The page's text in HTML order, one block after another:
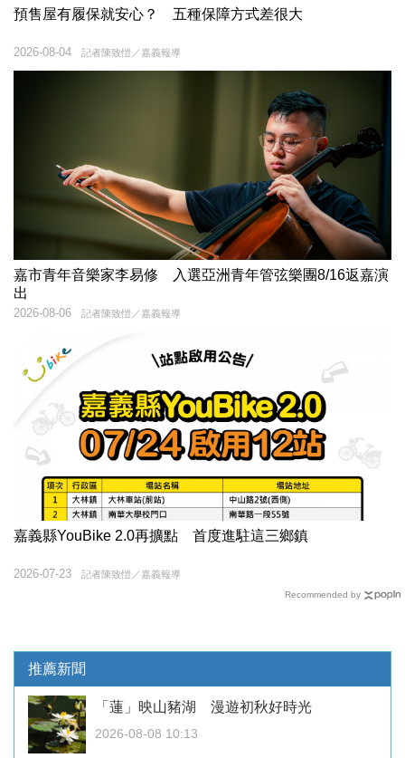
預售屋有履保就安心？ 五種保障方式差很大
記者陳致愷／嘉義報導
2026-08-04
嘉市青年音樂家李易修 入選亞洲青年管弦樂團8/16返嘉演
出
記者陳致愷／嘉義報導
2026-08-06
嘉義縣YouBike 2.0再擴點 首度進駐這三鄉鎮
記者陳致愷／嘉義報導
2026-07-23
Recommended by
推薦新聞
「蓮」映山豬湖 漫遊初秋好時光
2026-08-08 10:13